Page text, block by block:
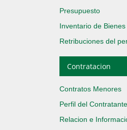
Presupuesto
Inventario de Bienes
Retribuciones del
Contratacion
Contratos Menores
Perfil del Contratante
Relacion e